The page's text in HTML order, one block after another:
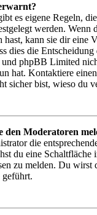
es eigene Regeln,
werden. Wenn
hast, kann sie dir eine
dies die
und phpBB Limited
hat. Kontaktiere
sicher bist, wieso du
den Moderatoren
die
du eine Schaltfläche
zu melden. Du wirst
geführt.